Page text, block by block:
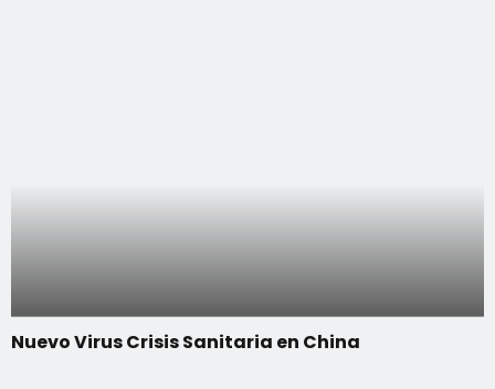
Nuevo Virus Crisis Sanitaria en China